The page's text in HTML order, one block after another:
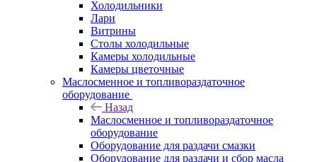
Холодильники
Лари
Витрины
Столы холодильные
Камеры холодильные
Камеры цветочные
Маслосменное и топливораздаточное
оборудование
Назад
Маслосменное и топливораздаточное
оборудование
Оборудование для раздачи смазки
Оборудование для раздачи и сбор масла